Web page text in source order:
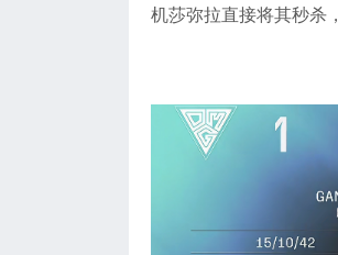
机莎弥拉直接将其秒杀